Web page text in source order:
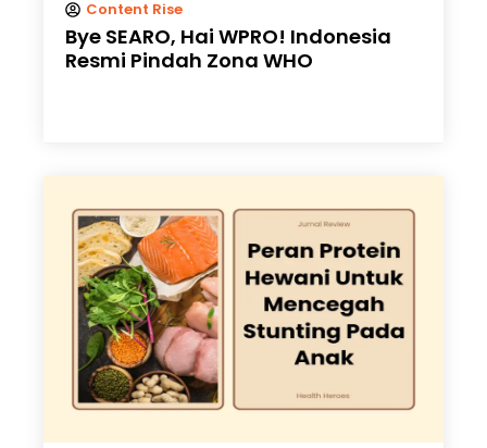
Content Rise
Bye SEARO, Hai WPRO! Indonesia
Resmi Pindah Zona WHO